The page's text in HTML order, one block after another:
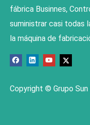
fábrica Businnes,
suministrar casi todas
la máquina de
Copyright © Grupo Sun